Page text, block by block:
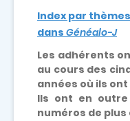
Index par
dans Généalo-J
Les adhérents
au cours des
années où ils
Ils ont en
numéros de plus